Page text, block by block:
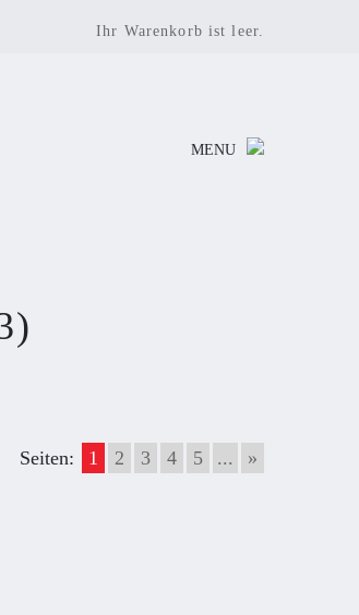
Ihr Warenkorb ist leer.
MENU
Seiten: 1 2 3 4 5 ... »